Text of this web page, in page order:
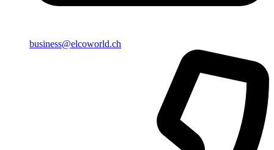
business@elcoworld.ch